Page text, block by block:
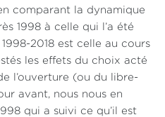
comparant la dynamique
1998 à celle qui l’a été
2018 est celle au cours
les effets du choix acté
l’ouverture (ou du libre-
avant, nous nous en
qui a suivi ce qu’il est